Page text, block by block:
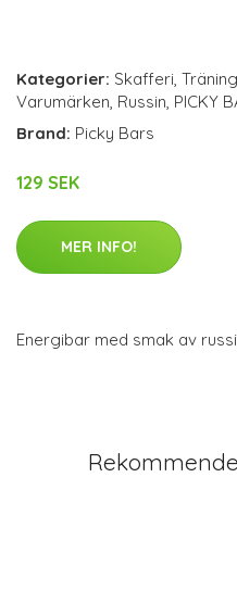
Kategorier: Skafferi,
Varumärken, Russin, PICKY
Brand: Picky Bars
129 SEK
MER INFO!
Energibar med smak av